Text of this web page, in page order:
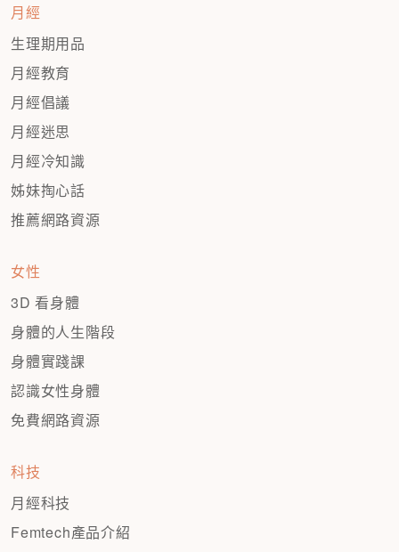
月經
生理期用品
月經教育
月經倡議
月經迷思
月經冷知識
姊妹掏心話
推薦網路資源
女性
3D 看身體
身體的人生階段
身體實踐課
認識女性身體
免費網路資源
科技
月經科技
Femtech產品介紹